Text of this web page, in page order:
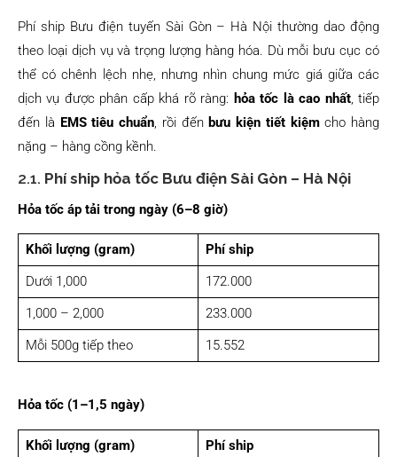
Phí ship Bưu điện tuyến Sài Gòn – Hà Nội thường dao động
theo loại dịch vụ và trọng lượng hàng hóa. Dù mỗi bưu cục có
thể có chênh lệch nhẹ, nhưng nhìn chung mức giá giữa các
dịch vụ được phân cấp khá rõ ràng: hỏa tốc là cao nhất, tiếp
đến là EMS tiêu chuẩn, rồi đến bưu kiện tiết kiệmcho hàng
nặng – hàng cồng kềnh.
2.1. Phí ship hỏa tốc Bưu điện Sài Gòn – Hà Nội
Hỏa tốc áp tải trong ngày (6–8 giờ)
Khối lượng (gram)
Phí ship
Dưới 1,000
172.000
1,000 – 2,000
233.000
Mỗi 500g tiếp theo
15.552
Hỏa tốc (1–1,5 ngày)
Khối lượng (gram)
Phí ship